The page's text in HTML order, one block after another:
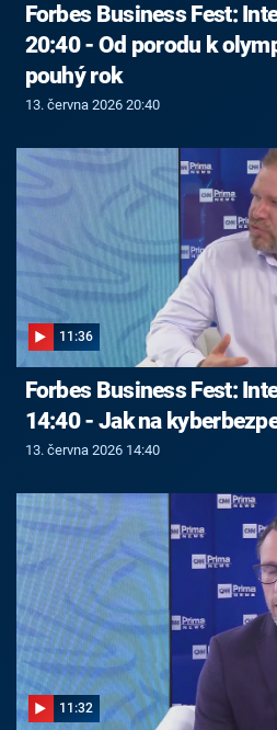
Forbes Business Fest:
20:40 - Od porodu k
pouhý rok
13. června 2026 20:40
11:36
Forbes Business Fest:
14:40 - Jak na
13. června 2026 14:40
11:32